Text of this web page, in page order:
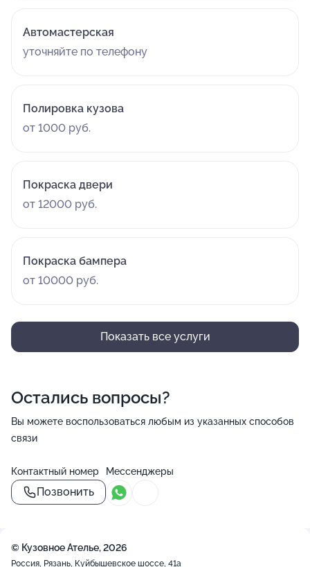
Автомастерская
уточняйте по телефону
Полировка кузова
от 1000 руб.
Покраска двери
от 12000 руб.
Покраска бампера
от 10000 руб.
Показать все услуги
Остались вопросы?
Вы можете воспользоваться любым из указанных способов
связи
Контактный номер
Позвонить
Мессенджеры
© Кузовное Ателье, 2026
Россия, Рязань, Куйбышевское шоссе, 41а